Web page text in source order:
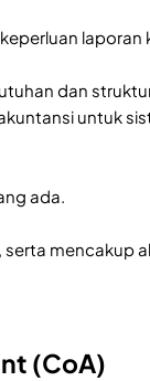
laporan
dan
untuk
ada.
mencakup
(CoA)